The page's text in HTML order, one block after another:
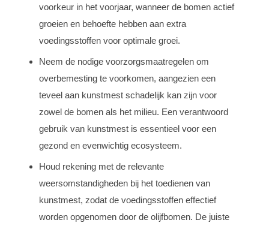
voorkeur in het voorjaar, wanneer de bomen actief
groeien en behoefte hebben aan extra
voedingsstoffen voor optimale groei.
Neem de nodige voorzorgsmaatregelen om
overbemesting te voorkomen, aangezien een
teveel aan kunstmest schadelijk kan zijn voor
zowel de bomen als het milieu. Een verantwoord
gebruik van kunstmest is essentieel voor een
gezond en evenwichtig ecosysteem.
Houd rekening met de relevante
weersomstandigheden bij het toedienen van
kunstmest, zodat de voedingsstoffen effectief
worden opgenomen door de olijfbomen. De juiste